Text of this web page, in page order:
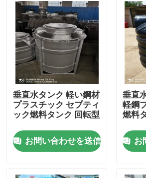
垂直水タンク 軽い鋼材
プラスチック セプティ
ック燃料タンク 回転型
お問い合わせを送信
垂直
軽鋼
燃料
お